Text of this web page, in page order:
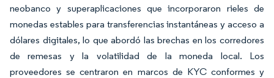
neobanco y superaplicaciones que incorporaron rieles de
monedas estables para transferencias instantáneas y acceso a
dólares digitales, lo que abordó las brechas en los corredores
de remesas y la volatilidad de la moneda local. Los
proveedores se centraron en marcos de KYC conformes y